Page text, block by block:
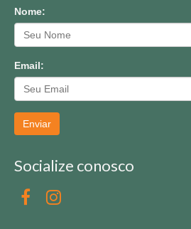
Nome:
Email:
Enviar
Socialize conosco